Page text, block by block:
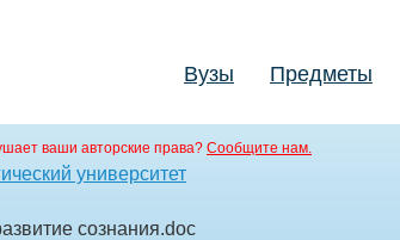
Вузы Предметы
ваши авторские права? Сообщите нам.
университет
сознания.doc